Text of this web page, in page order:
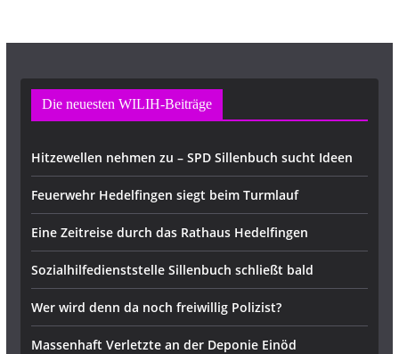
Die neuesten WILIH-Beiträge
Hitzewellen nehmen zu – SPD Sillenbuch sucht Ideen
Feuerwehr Hedelfingen siegt beim Turmlauf
Eine Zeitreise durch das Rathaus Hedelfingen
Sozialhilfedienststelle Sillenbuch schließt bald
Wer wird denn da noch freiwillig Polizist?
Massenhaft Verletzte an der Deponie Einöd